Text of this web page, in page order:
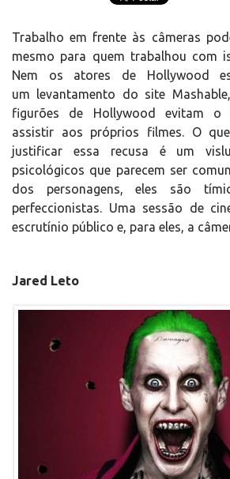
Trabalho em frente às câmeras
mesmo para quem trabalhou com
Nem os atores de Hollywood
um levantamento do site
figurões de Hollywood evitam o
assistir aos próprios filmes. O
justificar essa recusa é um
psicológicos que parecem ser
dos personagens, eles são
perfeccionistas. Uma sessão de
escrutínio público e, para eles, a
Jared Leto